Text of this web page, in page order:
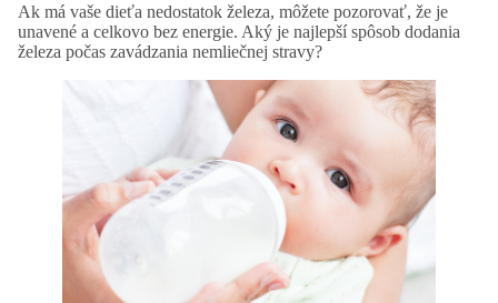
Ak má vaše dieťa nedostatok železa, môžete pozorovať, že je
unavené a celkovo bez energie. Aký je najlepší spôsob dodania
železa počas zavádzania nemliečnej stravy?